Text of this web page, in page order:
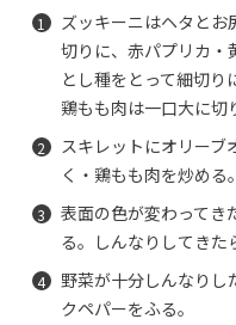
ズッキーニはヘタと
切りに、赤パプリカ・
とし種をとって細切り
鶏もも肉は一口大に切
スキレットにオリーブ
く・鶏もも肉を炒める。
表面の色が変わってき
る。しんなりしてきた
野菜が十分しんなりし
クペパーをふる。